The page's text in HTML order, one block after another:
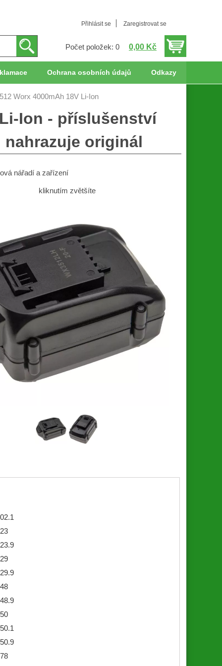
Přihlásit se Zaregistrovat se
Počet položek: 0 0,00 Kč
Ochrana osobních údajů Odkazy
Worx 4000mAh 18V Li-Ion
Ion - příslušenství
originál
nářadí a zařízení
kliknutím zvětšíte